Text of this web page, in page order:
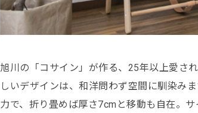
旭川の「コサイン」が作る、25年以上愛さ
しいデザインは、和洋問わず空間に馴染み
力で、折り畳めば厚さ7cmと移動も自在。